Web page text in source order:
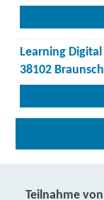
Learning
38102
Lernstudio
GmbH |
Teilnahme